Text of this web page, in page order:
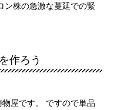
ン株の急激な蔓延での緊
作ろう
屋です。 ですので単品